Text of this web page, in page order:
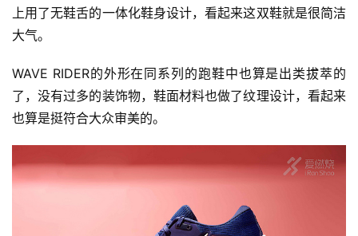
上用了无鞋舌的一体化鞋身设计，看起来这双鞋就是很简洁
大气。
WAVE RIDER的外形在同系列的跑鞋中也算是出类拔萃的
了，没有过多的装饰物，鞋面材料也做了纹理设计，看起来
也算是挺符合大众审美的。